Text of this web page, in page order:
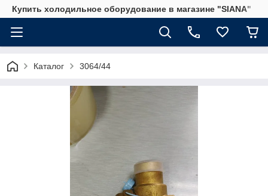
Купить холодильное оборудование в магазине "SIANA"
Каталог 3064/44